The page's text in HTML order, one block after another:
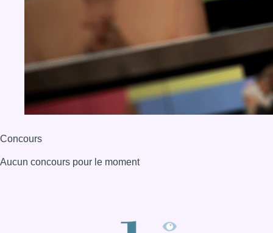
Concours
Aucun concours pour le moment